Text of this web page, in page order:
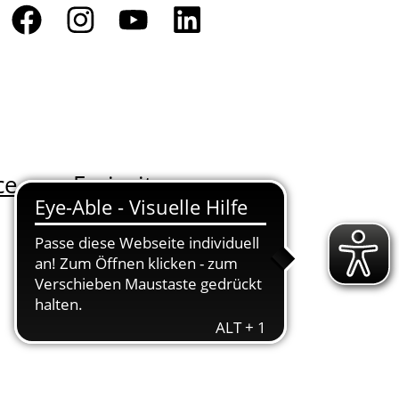
Freizeit